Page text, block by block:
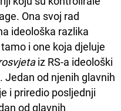
Ona svoj rad
ideološka razlika
i one koja djeluje
iz RS-a ideološki
Jedan od njenih glavnih
i priredio posljednji
od glavnih